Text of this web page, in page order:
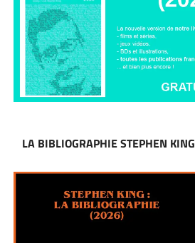
LA BIBLIOGRAPHIE STEPHEN KING